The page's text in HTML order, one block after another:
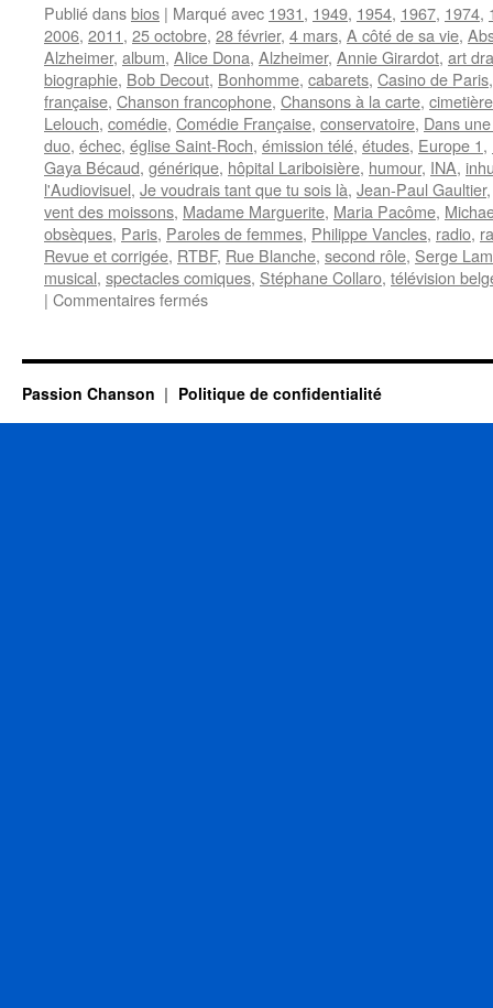
Publié dansbios | Marqué avec 1931, 1949, 1954, 1967, 1974,
2006, 2011, 25 octobre, 28 février, 4 mars, A côté de sa vie,
Alzheimer, album, Alice Dona, Alzheimer, Annie Girardot, art
biographie, Bob Decout, Bonhomme, cabarets, Casino de Paris
française, Chanson francophone, Chansons à la carte,
Lelouch, comédie, Comédie Française, conservatoire, Dans
duo, échec, église Saint-Roch, émission télé, études, Europe 1,
Gaya Bécaud, générique, hôpital Lariboisière, humour, INA,
l'Audiovisuel, Je voudrais tant que tu sois là, Jean-Paul Gaultier
vent des moissons, Madame Marguerite, Maria Pacôme,
obsèques, Paris, Paroles de femmes, Philippe Vancles, radio,
Revue et corrigée, RTBF, Rue Blanche, second rôle, Serge
musical, spectacles comiques, Stéphane Collaro, télévision
| Commentaires ferméssur
Passion Chanson Politique de confidentialité